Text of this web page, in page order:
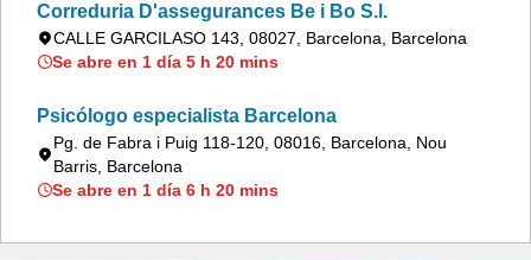
Correduria D'assegurances Be i Bo S.l.
CALLE GARCILASO 143, 08027, Barcelona, Barcelona
Se abre en 1 día 5 h 20 mins
Psicólogo especialista Barcelona
Pg. de Fabra i Puig 118-120, 08016, Barcelona, Nou
Barris, Barcelona
Se abre en 1 día 6 h 20 mins